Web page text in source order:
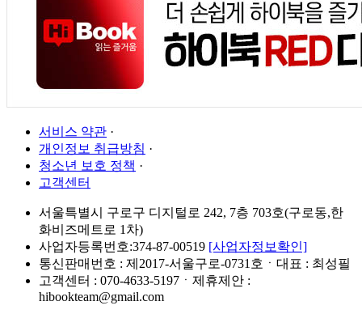
서비스 약관 ·
개인정보 취급방침 ·
청소년 보호 정책 ·
고객센터
서울특별시 구로구 디지털로 242, 7층 703호(구로동,한
화비즈메트로 1차)
사업자등록번호:374-87-00519 [사업자정보확인]
통신판매번호 : 제2017-서울구로-0731호ㆍ대표 : 최성필
고객센터 : 070-4633-5197ㆍ제휴제안 :
hibookteam@gmail.com